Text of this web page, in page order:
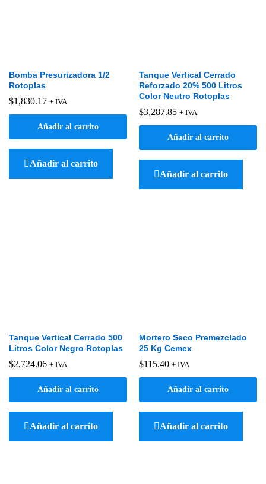
Bomba Presurizadora 1/2
Rotoplas
$1,830.17 + IVA
Añadir al carrito
Añadir al carrito
Tanque Vertical Cerrado
Reforzado 20% 500 Litros
Color Neutro Rotoplas
$3,287.85 + IVA
Añadir al carrito
Añadir al carrito
Tanque Vertical Cerrado 500
Litros Color Negro Rotoplas
$2,724.06 + IVA
Añadir al carrito
Añadir al carrito
Mortero Seco Premezclado
25 Kg Cemex
$115.40 + IVA
Añadir al carrito
Añadir al carrito